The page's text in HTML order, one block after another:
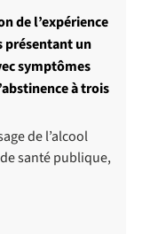
de l’expérience
présentant un
symptômes
à trois
de l’alcool
santé publique,